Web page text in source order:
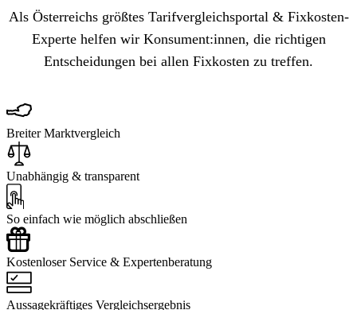
Als Österreichs größtes Tarifvergleichsportal & Fixkosten-
Experte helfen wir Konsument:innen, die richtigen
Entscheidungen bei allen Fixkosten zu treffen.
Breiter Marktvergleich
Unabhängig & transparent
So einfach wie möglich abschließen
Kostenloser Service & Expertenberatung
Aussagekräftiges Vergleichsergebnis